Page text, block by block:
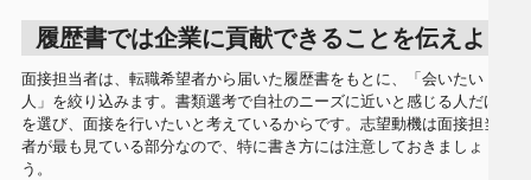
履歴書では企業に貢献できることを伝えよう
面接担当者は、転職希望者から届いた履歴書をもとに、「会いたい
人」を絞り込みます。書類選考で自社のニーズに近いと感じる人だけ
を選び、面接を行いたいと考えているからです。志望動機は面接担当
者が最も見ている部分なので、特に書き方には注意しておきましょ
う。